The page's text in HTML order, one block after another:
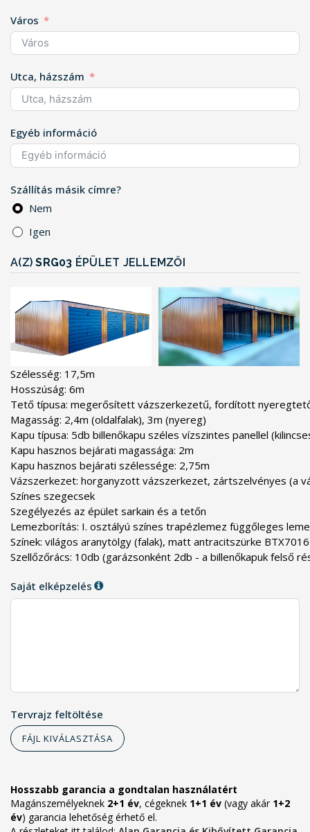
Város
Utca, házszám
Egyéb információ
Szállítás másik címre?
Nem
Igen
A(Z)SRG03 ÉPÜLET JELLEMZŐI
Szélesség: 17,5m
Hosszúság: 6m
Tető típusa: megerősített vázszerkezetű, fordított
Magasság: 2,4m (oldalfalak), 3m (nyereg)
Kapu típusa: 5db billenőkapu széles vízszintes panellel
Kapu hasznos bejárati magassága: 2m
Kapu hasznos bejárati szélessége: 2,75m
Vázszerkezet: horganyzott vázszerkezet, zártszelvényes (a
Színes szegecsek
Szegélyezés az épület sarkain és a tetőn
Lemezborítás: I. osztályú színes trapézlemez függőleges
Színek: világos aranytölgy (falak), matt antracitszürke
Szellőzőrács: 10db (garázsonként 2db - a billenőkapuk felső
Saját elképzelés
Tervrajz feltöltése
FÁJL KIVÁLASZTÁSA
Hosszabb garancia a gondtalan használatért
Magánszemélyeknek 2+1 év, cégeknek 1+1 év (vagy akár 1+2
év) garancia lehetőség érhető el.